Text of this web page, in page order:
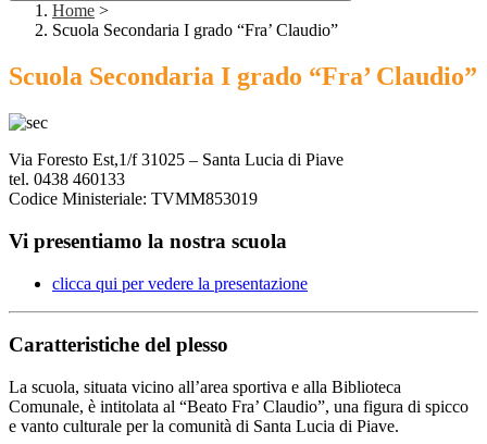
Home >
Scuola Secondaria I grado “Fra’ Claudio”
Scuola Secondaria I grado “Fra’ Claudio”
Via Foresto Est,1/f 31025 – Santa Lucia di Piave
tel. 0438 460133
Codice Ministeriale: TVMM853019
Vi presentiamo la nostra scuola
clicca qui per vedere la presentazione
Caratteristiche del plesso
La scuola, situata vicino all’area sportiva e alla Biblioteca
Comunale, è intitolata al “Beato Fra’ Claudio”, una figura di spicco
e vanto culturale per la comunità di Santa Lucia di Piave.